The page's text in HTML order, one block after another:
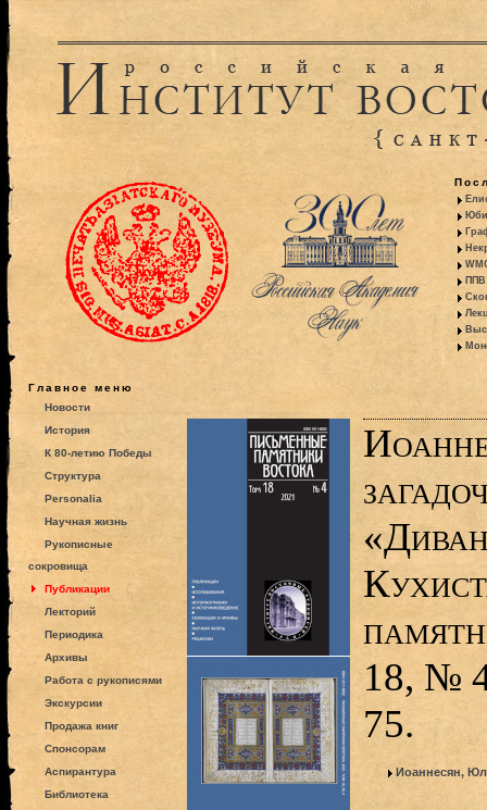
ППВ
Главное меню
Новости
История
К 80-летию Победы
Структура
Personalia
Научная жизнь
Рукописные
сокровища
Публикации
Лекторий
Периодика
Архивы
Работа с рукописями
Экскурсии
Продажа книг
Спонсорам
Аспирантура
Библиотека
18, №
75.
Иоаннесян,